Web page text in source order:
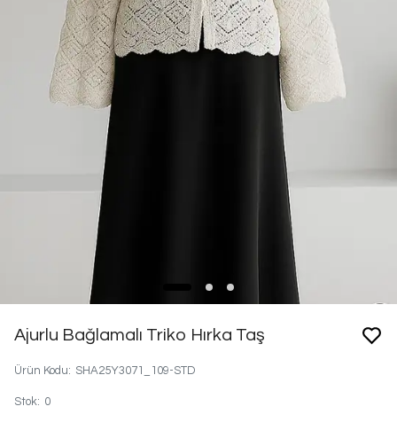
Ajurlu Bağlamalı Triko Hırka Taş
Ürün Kodu: SHA25Y3071_109-STD
Stok: 0